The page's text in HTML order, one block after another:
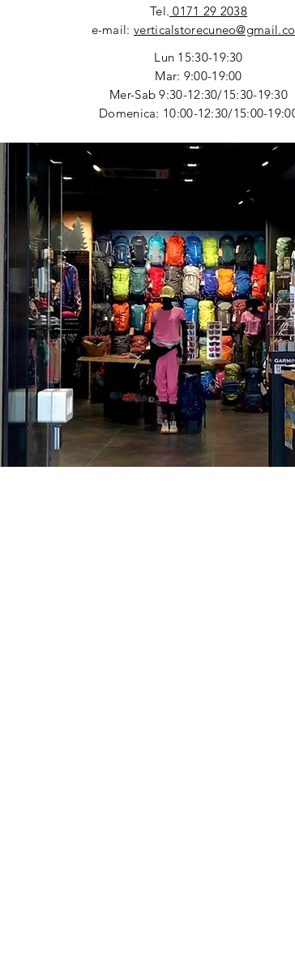
Tel. 0171 29 2038
e-mail:
Lun 15:30-19:30
Mar: 9:00-19:00
Mer-Sab 9:30-12:30/15:30-19:30
Domenica: 10:00-12:30/15:00-